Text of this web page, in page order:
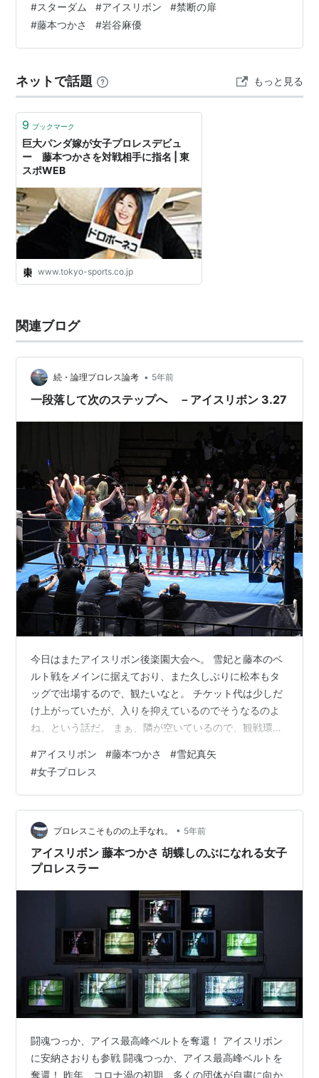
HTML ZERO3×STARDOM スターダム コラボ Tシャツ 半
袖 メンズ ( エイチティエムエル ゼロスリー×スターダム
Grand Seven S/S Tee STARS Queen's Quest 大江戸隊
#スターダム #アイスリボン #禁断の扉
#藤本つかさ #岩谷麻優
ネットで話題 もっと見る
9 ブックマーク
巨大パンダ嫁が女子プロレスデビュ
ー 藤本つかさを対戦相手に指名 | 東
スポWEB
www.tokyo-sports.co.jp
関連ブログ
続・論理プロレス論考 • 5年前
一段落して次のステップへ －アイスリボン 3.27
今日はまたアイスリボン後楽園大会へ。 雪妃と藤本のベ
ルト戦をメインに据えており、また久しぶりに松本もタ
ッグで出場するので、観たいなと。 チケット代は少しだ
け上がっていたが、入りを抑えているのでそうなるのよ
ね、という話だ。 まぁ、隣が空いているので、観戦環境
ずまずだ。 さて、第一試合は8人タッグ、山下、尾崎、
バニー、真白組対トトロ、yappy、つくし、安納組。 相
方がシングルに出る尾崎、安納？もここに組まれてい
る。 得意のわちゃわちゃだが、すっかり真白が存在感を
発揮している。 初っ端つくしを挑発しスタートするも、
つくしのエルボーで早々にノックア…
#アイスリボン #藤本つかさ #雪妃真矢
#女子プロレス
プロレスこそものの上手なれ。 • 5年前
アイスリボン 藤本つかさ 胡蝶しのぶになれる女子
プロレスラー
闘魂つっか、アイス最高峰ベルトを奪還！ アイスリボン
に安納さおりも参戦 闘魂つっか、アイス最高峰ベルトを
奪還！ 昨年、コロナ渦の初期、多くの団体が自粛に向か